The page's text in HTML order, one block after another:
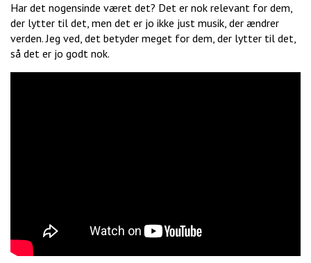
Har det nogensinde været det? Det er nok relevant for dem,
der lytter til det, men det er jo ikke just musik, der ændrer
verden. Jeg ved, det betyder meget for dem, der lytter til det,
så det er jo godt nok.